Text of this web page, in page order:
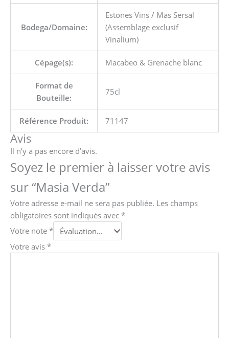
Bodega/Domaine:
Estones Vins / Mas Sersal
(Assemblage exclusif
Vinalium)
Cépage(s): Macabeo & Grenache blanc
Format de
Bouteille:
75cl
Référence Produit: 71147
Avis
Il n’y a pas encore d’avis.
Soyez le premier à laisser votre avis
sur “Masia Verda”
Votre adresse e-mail ne sera pas publiée. Les champs
obligatoires sont indiqués avec *
Votre note *
Votre avis *